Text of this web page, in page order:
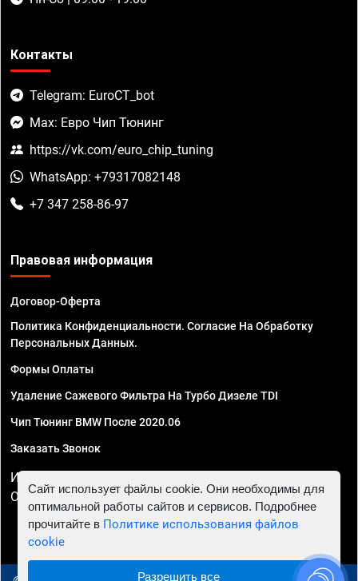
Контакты
Telegram: EuroCT_bot
Max: Евро Чип Тюнинг
https://vk.com/euro_chip_tuning
WhatsApp: +79317082148
+7 347 258-86-97
Правовая информация
Договор-Оферта
Политика Конфиденциальности. Согласие На Обработку
Персональных Данных.
Формы Оплаты
Удаление Сажевого Фильтра На Турбо Дизеле TDI
Чип Тюнинг BMW После 2020.06
Заказать Звонок
ИП Смирнов Георгий Павлович. ИНН 781302555843,
ОГРНИП 324470400032610
Сайт использует файлы cookie. Они необходимы для
оптимальной работы сайтов и сервисов. Подробнее
прочитайте в Политике использования файлов
cookie
Разрешить все